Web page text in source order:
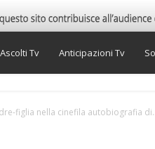
Ascolti Tv Anticipazioni Tv
figlia nella cinefila autobiografia